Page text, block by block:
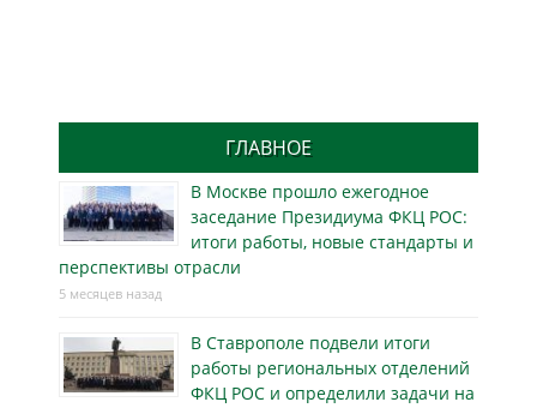
ГЛАВНОЕ
В Москве прошло ежегодное
заседание Президиума ФКЦ РОС:
итоги работы, новые стандарты и
перспективы отрасли
5 месяцев назад
В Ставрополе подвели итоги
работы региональных отделений
ФКЦ РОС и определили задачи на